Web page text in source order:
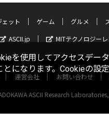
ェット ゲーム グルメ
ASCII.jp
MITテクノロジー
運営会社 お問い合わせ
ASCII Research
を使用してアクセスデー
になります。Cookieの設